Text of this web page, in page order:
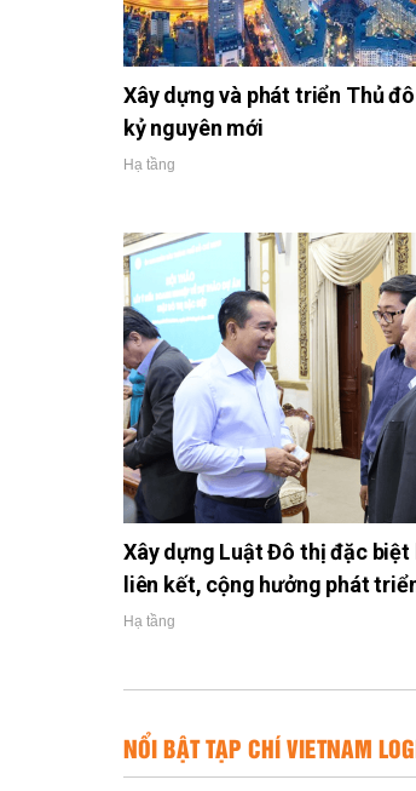
Xây dựng và phát triển Thủ
kỷ nguyên mới
Hạ tầng
Xây dựng Luật Đô thị đặc biệt
liên kết, cộng hưởng phát
Hạ tầng
NỔI BẬT TẠP CHÍ VIETNAM